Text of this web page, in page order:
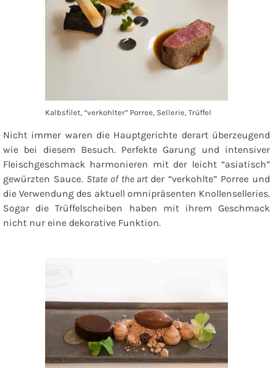
Kalbsfilet, “verkohlter” Porree, Sellerie, Trüffel
Nicht immer waren die Hauptgerichte derart überzeugend
wie bei diesem Besuch. Perfekte Garung und intensiver
Fleischgeschmack harmonieren mit der leicht “asiatisch”
gewürzten Sauce. State of the art der “verkohlte” Porree und
die Verwendung des aktuell omnipräsenten Knollenselleries.
Sogar die Trüffelscheiben haben mit ihrem Geschmack
nicht nur eine dekorative Funktion.